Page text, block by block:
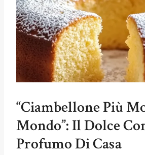
“Ciambellone Più
Mondo”: Il Dolce
Profumo Di Casa